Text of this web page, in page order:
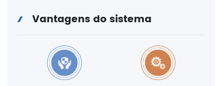
Vantagens do sistema